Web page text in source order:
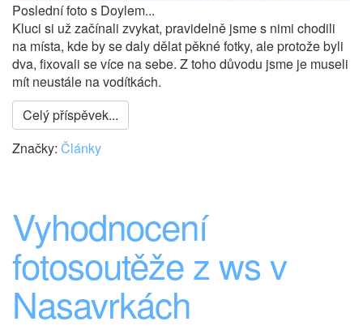
Poslední foto s Doylem...
Kluci si už začínali zvykat, pravidelně jsme s nimi chodili
na místa, kde by se daly dělat pěkné fotky, ale protože byli
dva, fixovali se více na sebe. Z toho důvodu jsme je museli
mít neustále na vodítkách.
Celý příspěvek...
Značky: Články
Vyhodnocení
fotosoutěže z ws v
Nasavrkách